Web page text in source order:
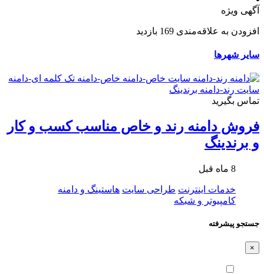
آگهی ویژه
افزودن به علاقه‌مندی 169 بازدید
سایر شهرها
تماس بگیرید
فروش دامنه رند و خاص مناسب کسب و کار
و برندینگ
8 ماه قبل
خدمات اینترنت طراحی سایت هاستینگ و دامنه
کامپیوتر و شبکه
جستجو پیشرفته
×